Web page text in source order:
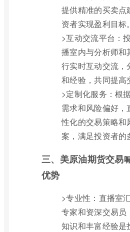
提供精准的买卖点
资者实现盈利目标。
>互动交流平台：
播室内与分析师和
行实时互动交流，
和经验，共同提高
>定制化服务：根
需求和风险偏好，
性化的交易策略和
案，满足投资者的
三、美原油期货交易
优势
>专业性：直播室
专家和资深交易员
知识和丰富经验是